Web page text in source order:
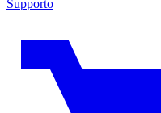
Supporto